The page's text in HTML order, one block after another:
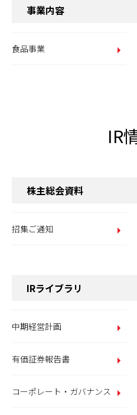
事業内容
食品事業
IR
株主総会資料
招集ご通知
IRライブラリ
中期経営計画
有価証券報告書
コーポレート・ガバナンス